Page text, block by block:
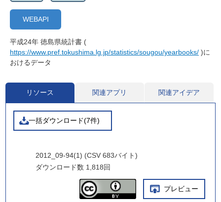
WEBAPI
平成24年 徳島県統計書 (
https://www.pref.tokushima.lg.jp/statistics/sougou/yearbooks/ )に
おけるデータ
リソース 関連アプリ 関連アイデア
一括ダウンロード(7件)
2012_09-94(1) (CSV 683バイト)
ダウンロード数 1,818回
プレビュー